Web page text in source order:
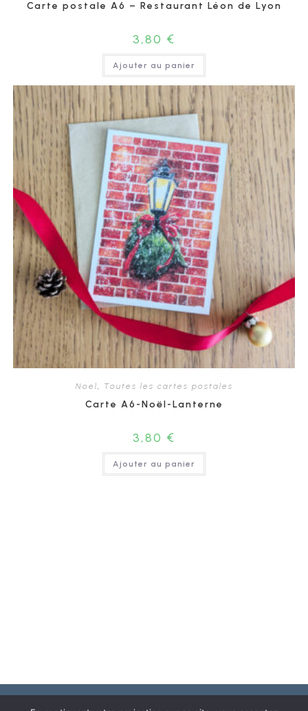
Carte postale A6 – Restaurant Léon de Lyon
3,80 €
Ajouter au panier
Noel, Toutes les cartes postales
Carte A6-Noël-Lanterne
3,80 €
Ajouter au panier
Bio Contact Boutique